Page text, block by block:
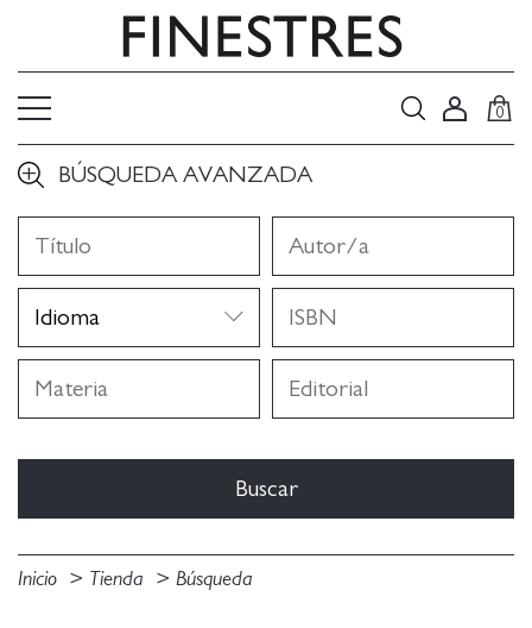
0
BÚSQUEDA AVANZADA
Inicio Tienda Búsqueda